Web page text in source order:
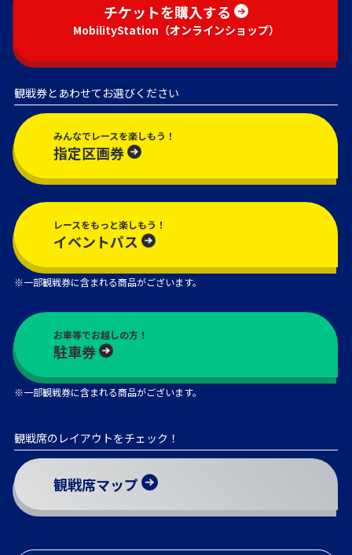
チケットを購入する
MobilityStation（オンラインショップ）
観戦券とあわせてお選びください
みんなでレースを楽しもう！
指定区画券
レースをもっと楽しもう！
イベントパス
※一部観戦券に含まれる商品がございます。
お車等でお越しの方！
駐車券
※一部観戦券に含まれる商品がございます。
観戦席のレイアウトをチェック！
観戦席マップ